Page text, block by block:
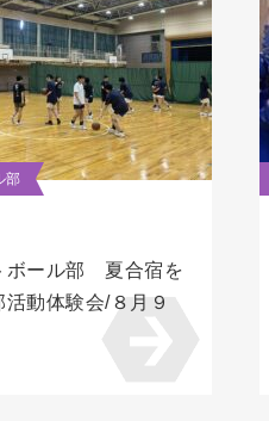
部
ボール部 夏合宿を
動体験会/８月９